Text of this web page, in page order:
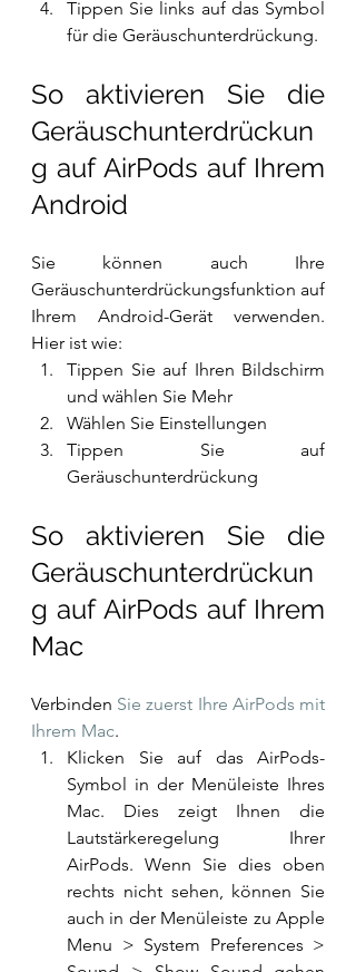
Tippen Sie links auf das Symbol
für die Geräuschunterdrückung.
So aktivieren Sie die
Geräuschunterdrückun
g auf AirPods auf Ihrem
Android
Sie können auch Ihre
Geräuschunterdrückungsfunktion auf
Ihrem Android-Gerät verwenden.
Hier ist wie:
Tippen Sie auf Ihren Bildschirm
und wählen Sie Mehr
Wählen Sie Einstellungen
Tippen Sie auf
Geräuschunterdrückung
So aktivieren Sie die
Geräuschunterdrückun
g auf AirPods auf Ihrem
Mac
Verbinden Sie zuerst Ihre AirPods mit
Ihrem Mac.
Klicken Sie auf das AirPods-
Symbol in der Menüleiste Ihres
Mac. Dies zeigt Ihnen die
Lautstärkeregelung Ihrer
AirPods. Wenn Sie dies oben
rechts nicht sehen, können Sie
auch in der Menüleiste zu Apple
Menu > System Preferences >